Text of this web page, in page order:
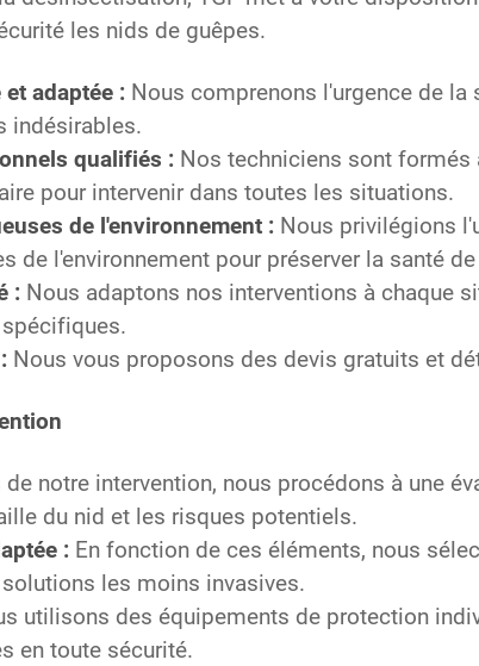
les nids de guêpes.
adaptée : Nous comprenons l'urgence de
indésirables.
qualifiés : Nos techniciens sont
pour intervenir dans toutes les situations.
de l'environnement : Nous privilégions
de l'environnement pour préserver la santé
: Nous adaptons nos interventions à chaque
Nous vous proposons des devis gratuits et
de notre intervention, nous procédons à une
du nid et les risques potentiels.
: En fonction de ces éléments, nous
les moins invasives.
utilisons des équipements de protection
en toute sécurité.